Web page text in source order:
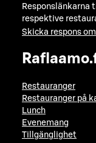
Responslänkarna
respektive
Skicka respons
Restauranger
Restauranger på
Lunch
Evenemang
Tillgänglighet